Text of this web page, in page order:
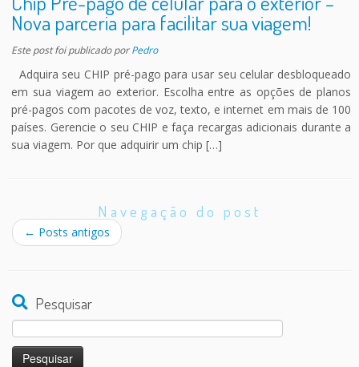
Nova parceria para facilitar sua viagem!
Este post foi publicadoporPedro
Adquira seu CHIP pré-pago para usar seu celular desbloqueado
em sua viagem ao exterior. Escolha entre as opções de planos
pré-pagos com pacotes de voz, texto, e internet em mais de 100
países. Gerencie o seu CHIP e faça recargas adicionais durante a
sua viagem. Por que adquirir um chip […]
Navegação do post
← Posts antigos
Pesquisar
por: